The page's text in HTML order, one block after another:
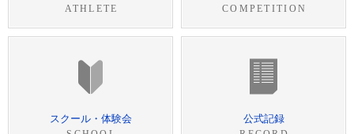
ATHLETE COMPETITION
スクール・体験会 公式記録